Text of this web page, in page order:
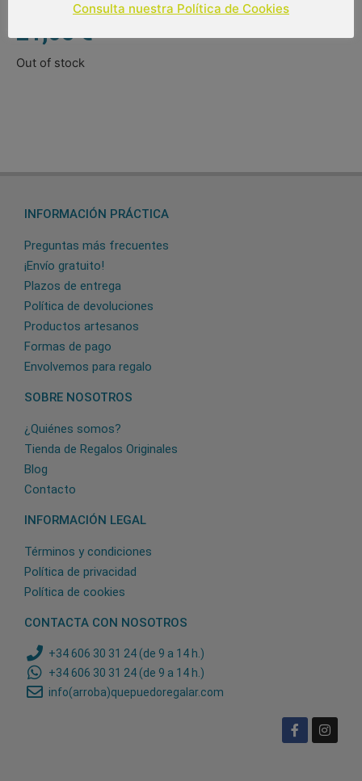
21,05€
Out of stock
INFORMACIÓN PRÁCTICA
Preguntas más frecuentes
¡Envío gratuito!
Plazos de entrega
Política de devoluciones
Productos artesanos
Formas de pago
Envolvemos para regalo
SOBRE NOSOTROS
¿Quiénes somos?
Tienda de Regalos Originales
Blog
Contacto
INFORMACIÓN LEGAL
Términos y condiciones
Política de privacidad
Política de cookies
CONTACTA CON NOSOTROS
+34 606 30 31 24 (de 9 a 14 h.)
+34 606 30 31 24 (de 9 a 14 h.)
info(arroba)quepuedoregalar.com
Consulta nuestra Política de Cookies